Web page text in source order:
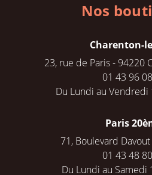
Nos
Charenton-
23, rue de Paris - 94220
01 43 96
Du Lundi au
Paris
71, Boulevard
01 43 48
Du Lundi au Samedi